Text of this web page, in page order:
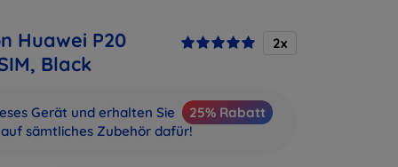
Huawei P20
Black
2x
Gerät und erhalten Sie
25% Rabatt
auf sämtliches Zubehör dafür!